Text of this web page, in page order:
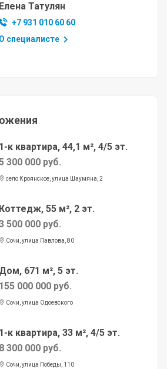
Елена Татулян
+7 931 010 60 60
О специалисте
1-к квартира, 44,1 м², 4/5 эт.
300 000 руб.
село Кроянское, улица Шаумяна, 2
Коттедж, 55 м², 2 эт.
500 000 руб.
Сочи, улица Павлова, 80
Дом, 671 м², 5 эт.
155 000 000 руб.
Сочи, улица Одоевского
1-к квартира, 33 м², 4/5 эт.
8 300 000 руб.
Сочи, улица Победы, 110